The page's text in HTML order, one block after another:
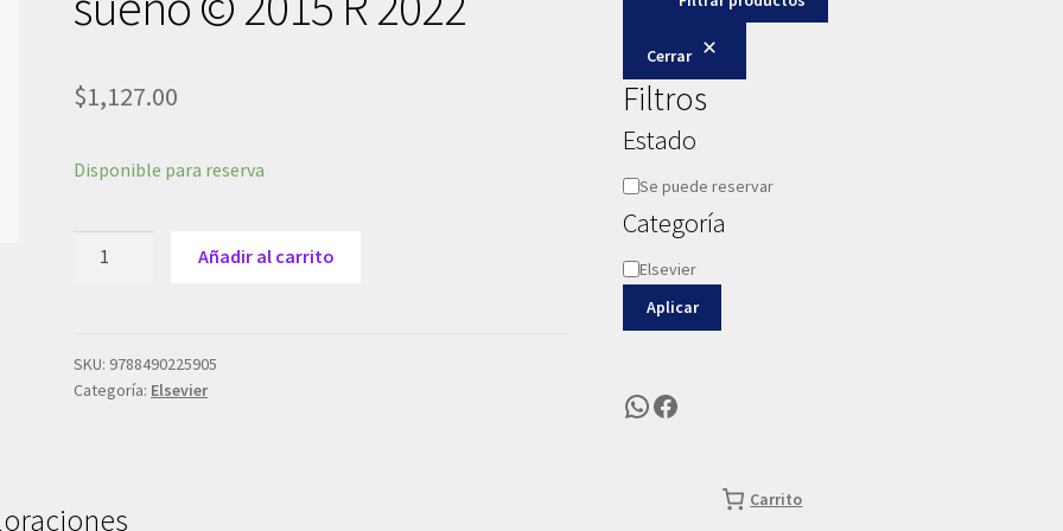
$1,127.00
Disponible para reserva
básica
del
R
Añadir al carrito
SKU: 9788490225905
Categoría: Elsevier
Cerrar
Filtros
Estado
Disponibilidad
Se puede reservar
Categoría
Categoría
Elsevier
Aplicar
WhatsApp
Facebook
Carrito